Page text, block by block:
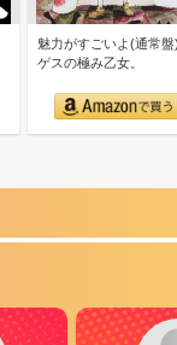
魅力がすごいよ(通常
ゲスの極み乙女。